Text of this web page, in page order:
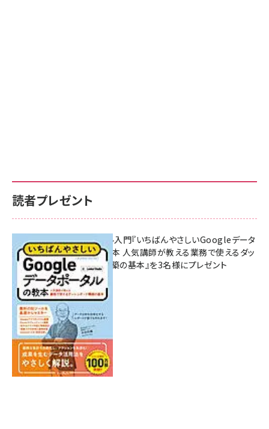
読者プレゼント
無料BIツール入門『いちばんやさしいGoogleデータ
ポータルの教本 人気講師が教える業務で使えるダッ
シュボード構築の基本』を3名様にプレゼント
7月31日 10:00